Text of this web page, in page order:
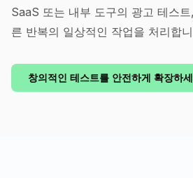
SaaS 또는 내부 도구의 광고 테스
른 반복의 일상적인 작업을 처리합
창의적인 테스트를 안전하게 확장하